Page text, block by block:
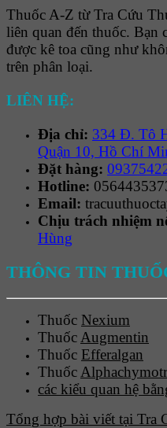
Thuốc A-Z từ Tra Cứu
liên quan đến thuốc. Bạn
được kê toa cũng như
trên phân loại.
LIÊN HỆ:
Địa chỉ: 334 Đ. Tô
Quận 10, Hồ Chí
Đặt hàng:
Hotline:
Email:
Chịu trách nhiệm
Hùng
THÔNG TIN
Thuốc Nexium
Thuốc Augmentin
Thuốc Efferalgan
Thuốc
các kiểu quan hệ
Tổng hợp bài viết tại Tra